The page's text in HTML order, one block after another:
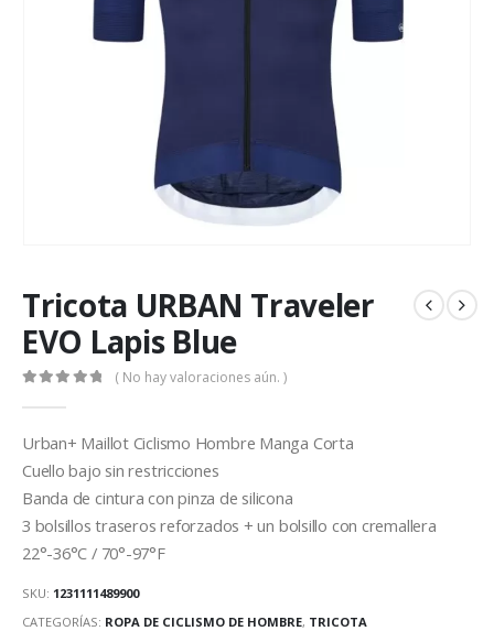
Tricota URBAN Traveler
EVO Lapis Blue
( No hay valoraciones aún. )
Urban+ Maillot Ciclismo Hombre Manga Corta
Cuello bajo sin restricciones
Banda de cintura con pinza de silicona
3 bolsillos traseros reforzados + un bolsillo con cremallera
22°-36°C / 70°-97°F
SKU: 1231111489900
CATEGORÍAS: ROPA DE CICLISMO DE HOMBRE, TRICOTA